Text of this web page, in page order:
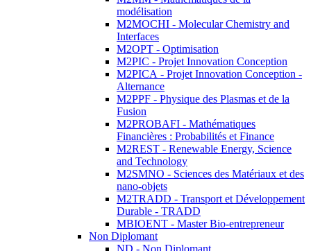
modélisation
M2MOCHI - Molecular Chemistry and
Interfaces
M2OPT - Optimisation
M2PIC - Projet Innovation Conception
M2PICA - Projet Innovation Conception -
Alternance
M2PPF - Physique des Plasmas et de la
Fusion
M2PROBAFI - Mathématiques
Financières : Probabilités et Finance
M2REST - Renewable Energy, Science
and Technology
M2SMNO - Sciences des Matériaux et des
nano-objets
M2TRADD - Transport et Développement
Durable - TRADD
MBIOENT - Master Bio-entrepreneur
Non Diplomant
ND - Non Diplomant